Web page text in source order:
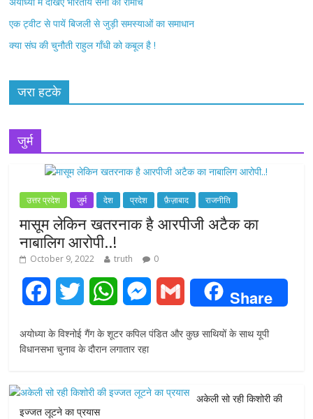
एक ट्वीट से पायें बिजली से जुड़ी समस्याओं का समाधान
क्या संघ की चुनौती राहुल गाँधी को कबूल है !
जरा हटके
जुर्म
उत्तर प्रदेश जुर्म देश प्रदेश फ़ैज़ाबाद राजनीति
मासूम लेकिन खतरनाक है आरपीजी अटैक का
नाबालिग आरोपी..!
October 9, 2022 truth 0
c
i
W
a
M
Share
अयोध्या के विश्नोई गैंग के शूटर कपिल पंडित और कुछ साथियों के साथ यूपी
विधानसभा चुनाव के दौरान लगातार रहा
अकेली सो रही किशोरी की
इज्जत लूटने का प्रयास